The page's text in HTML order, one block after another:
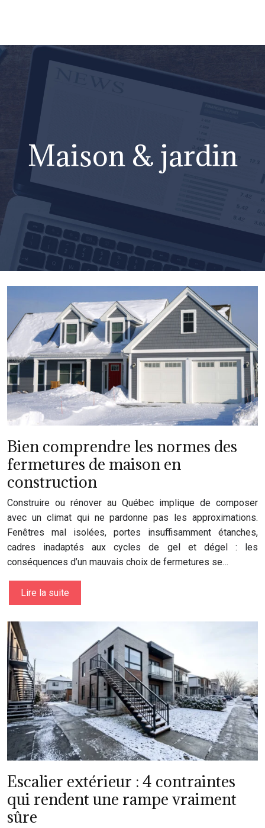
Maison & jardin
Bien comprendre les normes des
fermetures de maison en
construction
Construire ou rénover au Québec implique de composer
avec un climat qui ne pardonne pas les approximations.
Fenêtres mal isolées, portes insuffisamment étanches,
cadres inadaptés aux cycles de gel et dégel : les
conséquences d’un mauvais choix de fermetures se…
Lire la suite
Escalier extérieur : 4 contraintes
qui rendent une rampe vraiment
sûre